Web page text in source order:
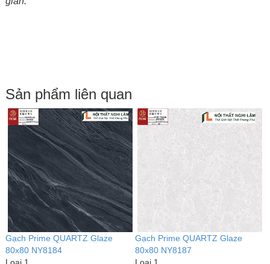
Sản phẩm liên quan
Gạch Prime QUARTZ Glaze
80x80 NY8184
Gạch Prime QUARTZ Glaze
80x80 NY8187